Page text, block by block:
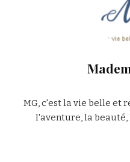
MG, c'est la vie belle et
l'aventure, la beauté,